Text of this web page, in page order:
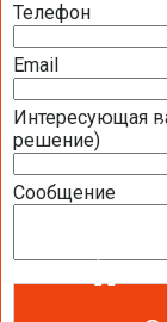
Телефон
Email
Интересующая
решение)
Сообщение